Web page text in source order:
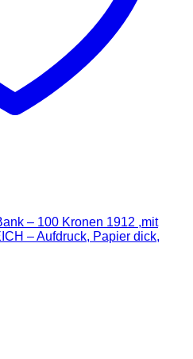
– 100 Kronen 1912 ,mit
– Aufdruck, Papier dick,